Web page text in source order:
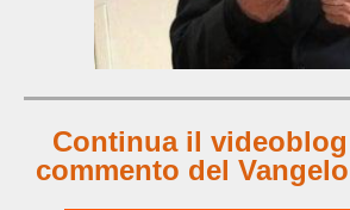
Continua il
commento del